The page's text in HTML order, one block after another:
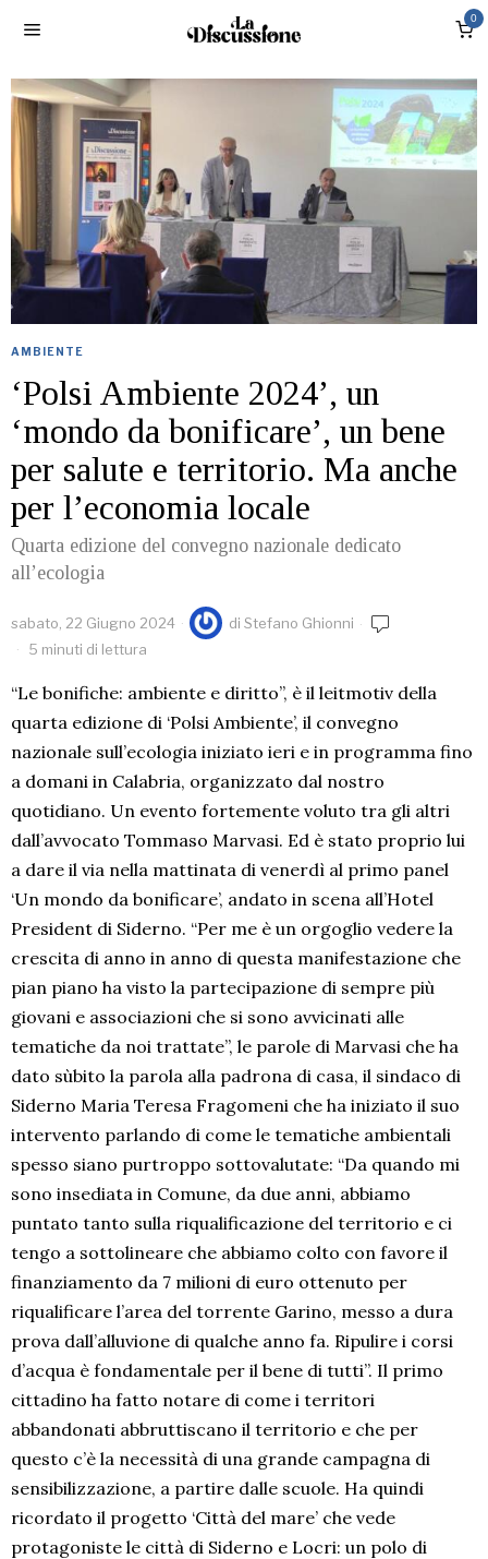
0
AMBIENTE
‘Polsi Ambiente 2024’, un
‘mondo da bonificare’, un bene
per salute e territorio. Ma anche
per l’economia locale
Quarta edizione del convegno nazionale dedicato
all’ecologia
sabato, 22 Giugno 2024 di Stefano Ghionni
5 minuti di lettura
“Le bonifiche: ambiente e diritto”, è il leitmotiv della
quarta edizione di ‘Polsi Ambiente’, il convegno
nazionale sull’ecologia iniziato ieri e in programma fino
a domani in Calabria, organizzato dal nostro
quotidiano. Un evento fortemente voluto tra gli altri
dall’avvocato Tommaso Marvasi. Ed è stato proprio lui
a dare il via nella mattinata di venerdì al primo panel
‘Un mondo da bonificare’, andato in scena all’Hotel
President di Siderno. “Per me è un orgoglio vedere la
crescita di anno in anno di questa manifestazione che
pian piano ha visto la partecipazione di sempre più
giovani e associazioni che si sono avvicinati alle
tematiche da noi trattate”, le parole di Marvasi che ha
dato sùbito la parola alla padrona di casa, il sindaco di
Siderno Maria Teresa Fragomeni che ha iniziato il suo
intervento parlando di come le tematiche ambientali
spesso siano purtroppo sottovalutate: “Da quando mi
sono insediata in Comune, da due anni, abbiamo
puntato tanto sulla riqualificazione del territorio e ci
tengo a sottolineare che abbiamo colto con favore il
finanziamento da 7 milioni di euro ottenuto per
riqualificare l’area del torrente Garino, messo a dura
prova dall’alluvione di qualche anno fa. Ripulire i corsi
d’acqua è fondamentale per il bene di tutti”. Il primo
cittadino ha fatto notare di come i territori
abbandonati abbruttiscano il territorio e che per
questo c’è la necessità di una grande campagna di
sensibilizzazione, a partire dalle scuole. Ha quindi
ricordato il progetto ‘Città del mare’ che vede
protagoniste le città di Siderno e Locri: un polo di